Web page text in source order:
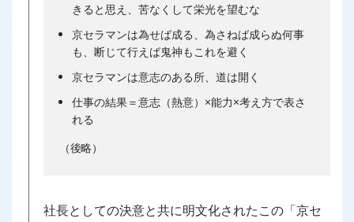
きると思え、苦なくして栄光を望むな
京セラマンは為せば成る、為さねば成らぬ何事
も、断じて行えば鬼神もこれを避く
京セラマンは意志のある所、道は開く
仕事の結果＝意志（熱意）×能力×考え方で表さ
れる
（後略）
社長としての決意と共に明文化されたこの「京セ